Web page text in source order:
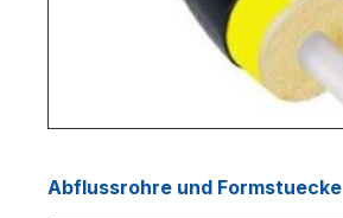
Abflussrohre und Formstuecke